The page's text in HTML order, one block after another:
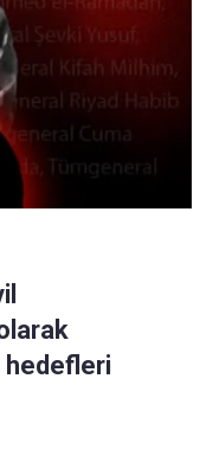
hedefleri